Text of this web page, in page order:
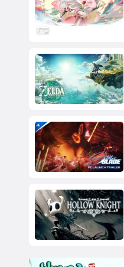
网游
游戏，终归是要用来
玩的